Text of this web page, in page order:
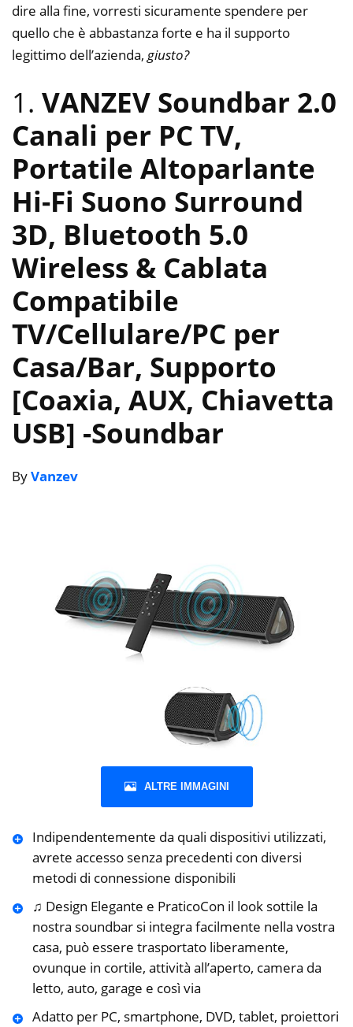
dire alla fine, vorresti sicuramente spendere per
quello che è abbastanza forte e ha il supporto
legittimo dell’azienda, giusto?
1. VANZEV Soundbar 2.0
Canali per PC TV,
Portatile Altoparlante
Hi-Fi Suono Surround
3D, Bluetooth 5.0
Wireless & Cablata
Compatibile
TV/Cellulare/PC per
Casa/Bar, Supporto
[Coaxia, AUX, Chiavetta
USB] -Soundbar
ByVanzev
ALTRE IMMAGINI
Indipendentemente da quali dispositivi utilizzati,
avrete accesso senza precedenti con diversi
metodi di connessione disponibili
♫ Design Elegante e PraticoCon il look sottile la
nostra soundbar si integra facilmente nella vostra
casa, può essere trasportato liberamente,
ovunque in cortile, attività all’aperto, camera da
letto, auto, garage e così via
Adatto per PC, smartphone, DVD, tablet, proiettori